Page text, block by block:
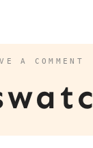
A COMMENT